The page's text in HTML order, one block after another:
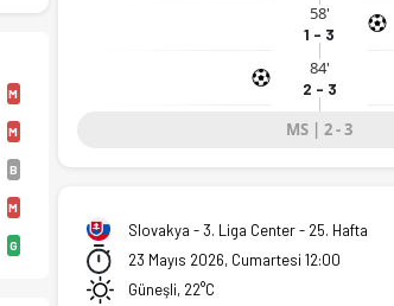
M
M
B
M
G
58'
1 - 3
84'
2 - 3
MS | 2 - 3
Slovakya - 3. Liga Center - 25. Hafta
23 Mayıs 2026, Cumartesi 12:00
Güneşli, 22°C